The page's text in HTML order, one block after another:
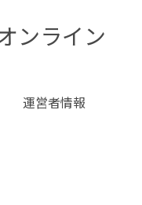
ンライン
運営者情報